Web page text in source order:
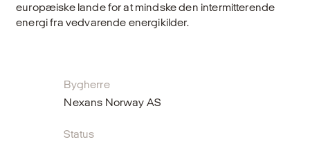
europæiske lande for at mindske den intermitterende
energi fra vedvarende energikilder.
Bygherre
Nexans Norway AS
Status